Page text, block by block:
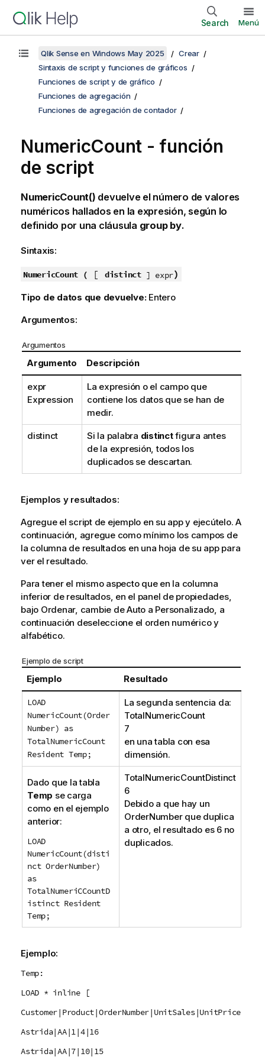
Search Menú
Qlik Sense en Windows May 2025
Crear
Sintaxis de script y funciones de gráficos
Funciones de script y de gráfico
Funciones de agregación
Funciones de agregación de contador
NumericCount - función
de script
NumericCount() devuelve el número de valores
numéricos hallados en la expresión, según lo
definido por una cláusula group by.
Sintaxis:
NumericCount ( [ distinct] expr)
Tipo de datos que devuelve: Entero
Argumentos:
Argumentos
Argumento Descripción
expr
Expression
La expresión o el campo que
contiene los datos que se han de
medir.
distinct Si la palabra distinctfigura antes
de la expresión, todos los
duplicados se descartan.
Ejemplos y resultados:
Agregue el script de ejemplo en su app y ejecútelo. A
continuación, agregue como mínimo los campos de
la columna de resultados en una hoja de su app para
ver el resultado.
Para tener el mismo aspecto que en la columna
inferior de resultados, en el panel de propiedades,
bajo Ordenar, cambie de Auto a Personalizado, a
continuación deseleccione el orden numérico y
alfabético.
Ejemplo de script
Ejemplo Resultado
LOAD
NumericCount(Order
Number) as
TotalNumericCount
Resident Temp;
La segunda sentencia da:
TotalNumericCount
7
en una tabla con esa
dimensión.
Dado que la tabla
Temp se carga
como en el ejemplo
anterior:
LOAD
NumericCount(disti
nct OrderNumber)
as
TotalNumeriCCountD
istinct Resident
Temp;
TotalNumericCountDistinct
6
Debido a que hay un
OrderNumberque duplica
a otro, el resultado es 6 no
duplicados.
Ejemplo:
Temp:
LOAD * inline [
Customer|Product|OrderNumber|UnitSales|UnitPrice
Astrida|AA|1|4|16
Astrida|AA|7|10|15